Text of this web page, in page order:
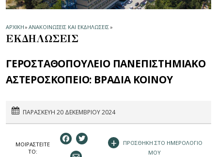
ΑΡΧΙΚΗ» ΑΝΑΚΟΙΝΩΣΕΙΣ ΚΑΙ ΕΚΔΗΛΩΣΕΙΣ»
ΕΚΔΗΛΩΣΕΙΣ
ΓΕΡΟΣΤΑΘΟΠΟΥΛΕΙΟ ΠΑΝΕΠΙΣΤΗΜΙΑΚΟ
ΑΣΤΕΡΟΣΚΟΠΕΙΟ: ΒΡΑΔΙΑ ΚΟΙΝΟΥ
ΠΑΡΑΣΚΕΥΗ 20 ΔΕΚΕΜΒΡΙΟΥ 2024
ΜΟΙΡΑΣΤEIΤΕ
ΤΟ:
+
ΠΡΟΣΘΗΚΗ ΣΤΟ ΗΜΕΡΟΛΟΓΙΟ
ΜΟΥ